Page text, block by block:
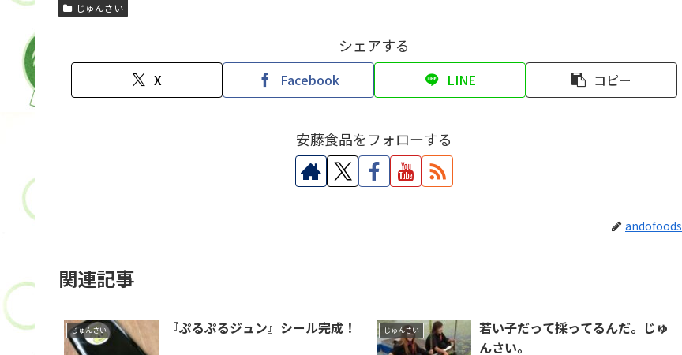
じゅんさい
シェアする
X Facebook LINE コピー
安藤食品をフォローする
andofoods
関連記事
じゅんさい 『ぷるぷるジュン』シール完成！ じゅんさい
若い子だって採ってるんだ。じゅ
んさい。